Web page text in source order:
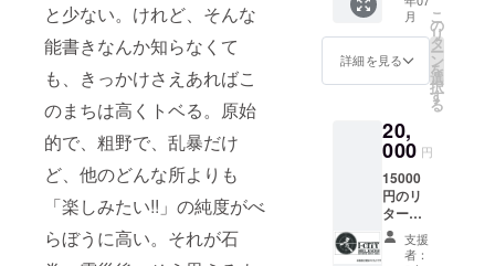
と少ない。けれど、そんな
能書きなんか知らなくて
も、きっかけさえあればこ
のまちは高くトベる。原始
的で、粗野で、乱暴だけ
ど、他のどんな所よりも
「楽しみたい!!」の純度がべ
らぼうに高い。それが石
定フェ
スフー
ド
ピン
ク・シ
アン・
イエ
ロー・
トから
任意で1
色）
+下記か
らいず
れか1点
a）石巻
「結日
月
詳細を見る
こ
の
リ
タ
ー
ン
を
選
択
す
る
20,
000 円
15000
円のリ
ターン
+今野梱
包×寿支援
者：